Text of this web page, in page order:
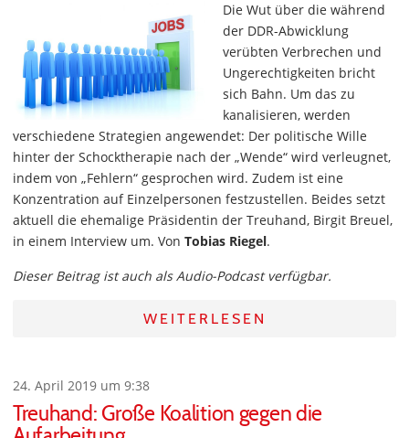
Die Wut über die während
der DDR-Abwicklung
verübten Verbrechen und
Ungerechtigkeiten bricht
sich Bahn. Um das zu
kanalisieren, werden
verschiedene Strategien angewendet: Der politische Wille
hinter der Schocktherapie nach der „Wende“ wird verleugnet,
indem von „Fehlern“ gesprochen wird. Zudem ist eine
Konzentration auf Einzelpersonen festzustellen. Beides setzt
aktuell die ehemalige Präsidentin der Treuhand, Birgit Breuel,
in einem Interview um. Von Tobias Riegel.
Dieser Beitrag ist auch als Audio-Podcast verfügbar.
WEITERLESEN
24. April 2019 um 9:38
Treuhand: Große Koalition gegen die